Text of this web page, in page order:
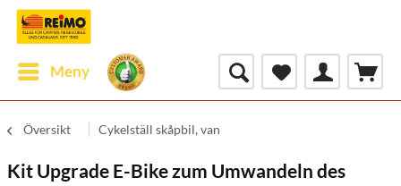
Meny
Översikt Cykelställ skåpbil, van
Kit Upgrade E-Bike zum Umwandeln des